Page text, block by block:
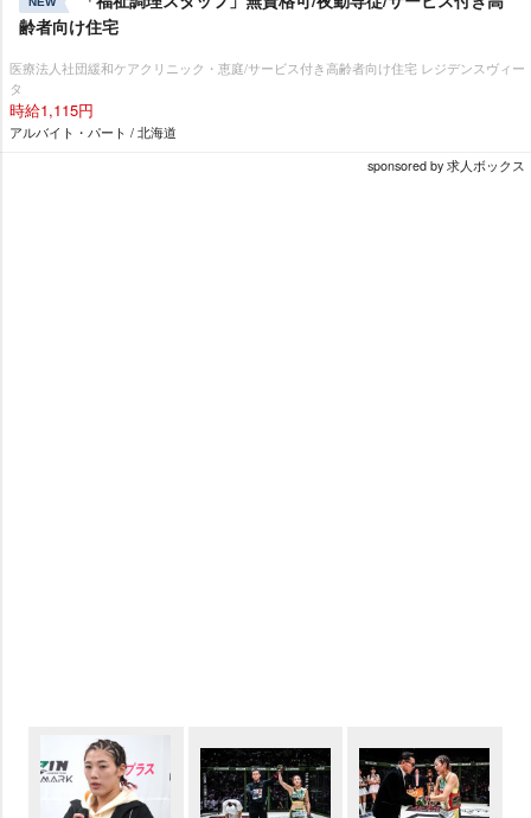
齢者向け住宅
医療法人社団緩和ケアクリニック・恵庭/サービス付き高齢者向け住宅 レジデンスヴィー
タ
時給1,115円
アルバイト・パート / 北海道
sponsored by 求人ボックス